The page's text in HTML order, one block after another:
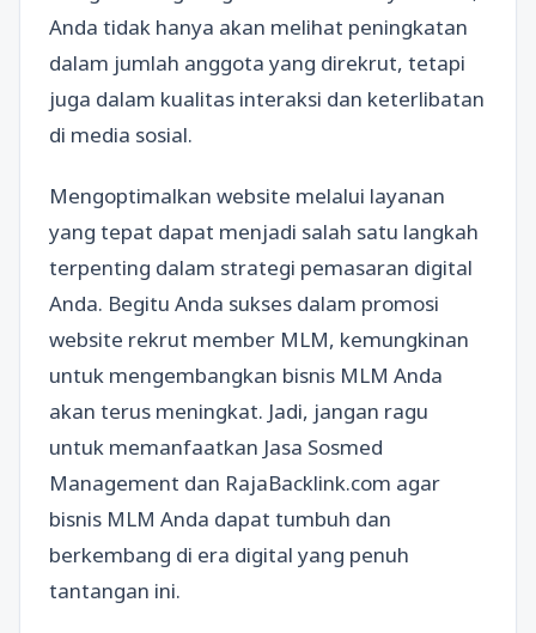
Anda tidak hanya akan melihat peningkatan
dalam jumlah anggota yang direkrut, tetapi
juga dalam kualitas interaksi dan keterlibatan
di media sosial.
Mengoptimalkan website melalui layanan
yang tepat dapat menjadi salah satu langkah
terpenting dalam strategi pemasaran digital
Anda. Begitu Anda sukses dalam promosi
website rekrut member MLM, kemungkinan
untuk mengembangkan bisnis MLM Anda
akan terus meningkat. Jadi, jangan ragu
untuk memanfaatkan Jasa Sosmed
Management dan RajaBacklink.com agar
bisnis MLM Anda dapat tumbuh dan
berkembang di era digital yang penuh
tantangan ini.